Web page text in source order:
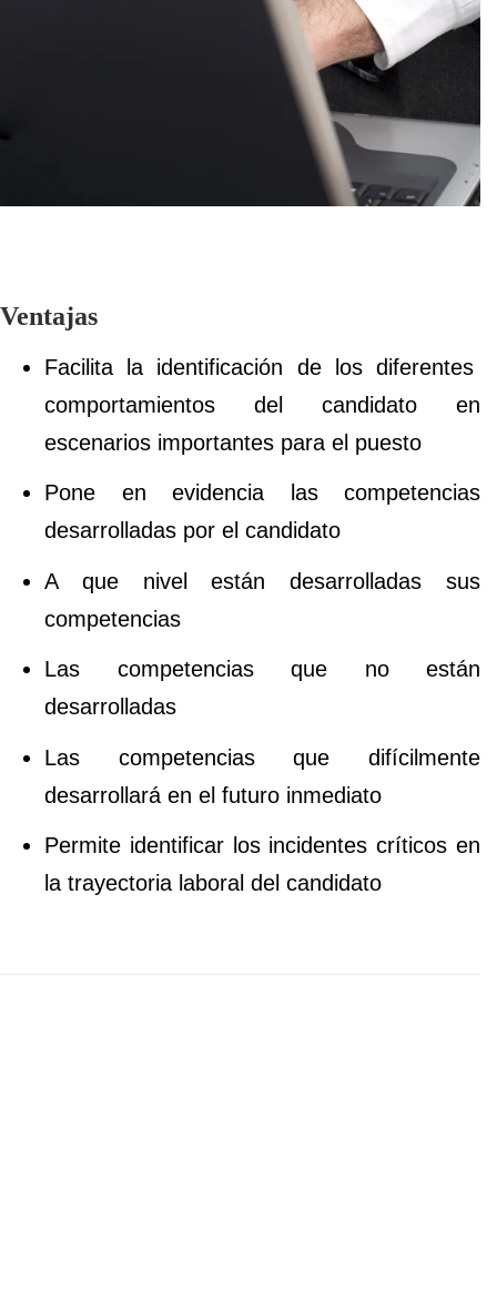
Ventajas
Facilita la identificación de los diferentes
comportamientos del candidato en
escenarios importantes para el puesto
Pone en evidencia las competencias
desarrolladas por el candidato
A que nivel están desarrolladas sus
competencias
Las competencias que no están
desarrolladas
Las competencias que difícilmente
desarrollará en el futuro inmediato
Permite identificar los incidentes críticos en
la trayectoria laboral del candidato